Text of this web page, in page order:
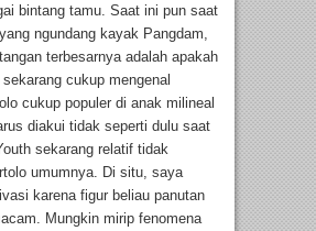
bintang tamu. Saat ini pun saat
ngundang kayak Pangdam,
terbesarnya adalah apakah
cukup mengenal
cukup populer di anak milineal
diakui tidak seperti dulu saat
sekarang relatif tidak
umumnya. Di situ, saya
karena figur beliau panutan
Mungkin mirip fenomena